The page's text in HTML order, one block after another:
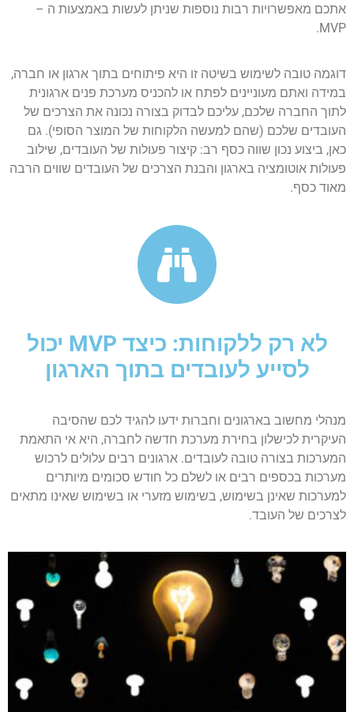
אתכם מאפשרויות רבות נוספות שניתן לעשות באמצעות ה –
MVP.
דוגמה טובה לשימוש בשיטה זו היא פיתוחים בתוך ארגון או חברה,
במידה ואתם מעוניינים לפתח או להכניס מערכת פנים ארגונית
לתוך החברה שלכם, עליכם לבדוק בצורה נכונה את הצרכים של
העובדים שלכם (שהם למעשה הלקוחות של המוצר הסופי). גם
כאן, ביצוע נכון שווה כסף רב: קיצור פעולות של העובדים, שילוב
פעולות אוטומציה בארגון והבנת הצרכים של העובדים שווים הרבה
מאוד כסף.
לא רק ללקוחות: כיצד MVP יכול
לסייע לעובדים בתוך הארגון
מנהלי מחשוב בארגונים וחברות ידעו להגיד לכם שהסיבה
העיקרית לכישלון בחירת מערכת חדשה לחברה, היא אי התאמת
המערכות בצורה טובה לעובדים. ארגונים רבים עלולים לרכוש
מערכות בכספים רבים או לשלם כל חודש סכומים מיותרים
למערכות שאינן בשימוש, בשימוש מזערי או בשימוש שאינו מתאים
לצרכים של העובד.